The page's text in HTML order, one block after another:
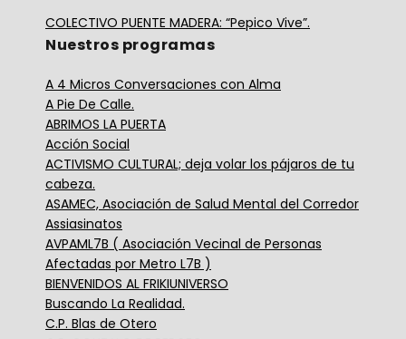
COLECTIVO PUENTE MADERA: “Pepico Vive”.
Nuestros programas
A 4 Micros Conversaciones con Alma
A Pie De Calle.
ABRIMOS LA PUERTA
Acción Social
ACTIVISMO CULTURAL; deja volar los pájaros de tu
cabeza.
ASAMEC, Asociación de Salud Mental del Corredor
Assiasinatos
AVPAML7B ( Asociación Vecinal de Personas
Afectadas por Metro L7B )
BIENVENIDOS AL FRIKIUNIVERSO
Buscando La Realidad.
C.P. Blas de Otero